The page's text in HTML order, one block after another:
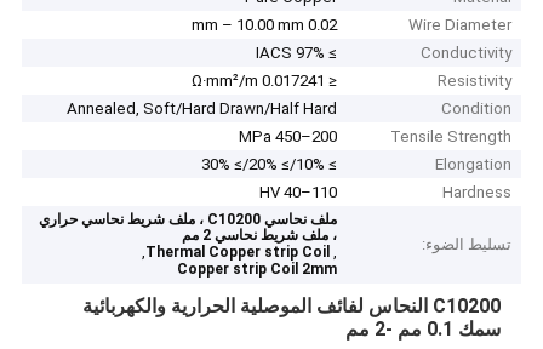
Wire Diameter
0.02 mm – 10.00 mm
Conductivity
≥ 97% IACS
Resistivity
≤ 0.017241 Ω·mm²/m
Condition
Annealed, Soft/Hard Drawn/Half Hard
Tensile Strength
200–450 MPa
Elongation
≥ 10%/≥ 20%/≥ 30%
Hardness
HV 40–110
تسليط الضوء:
ملف نحاسي C10200 ، ملف شريط نحاسي حراري
، ملف شريط نحاسي 2 مم
,
Thermal Copper strip Coil
,
Copper strip Coil 2mm
C10200 النحاس لفائف الموصلية الحرارية والكهربائية
سمك 0.1 مم -2 مم